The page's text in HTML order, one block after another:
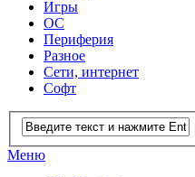
Игры
ОС
Периферия
Разное
Сети, интернет
Софт
Меню